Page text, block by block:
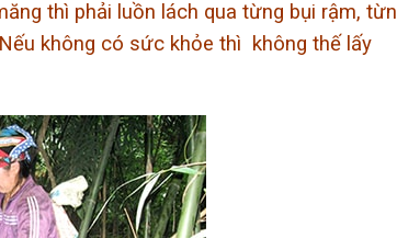
thì phải luồn lách qua từng bụi rậm,
không có sức khỏe thì không thế lấy